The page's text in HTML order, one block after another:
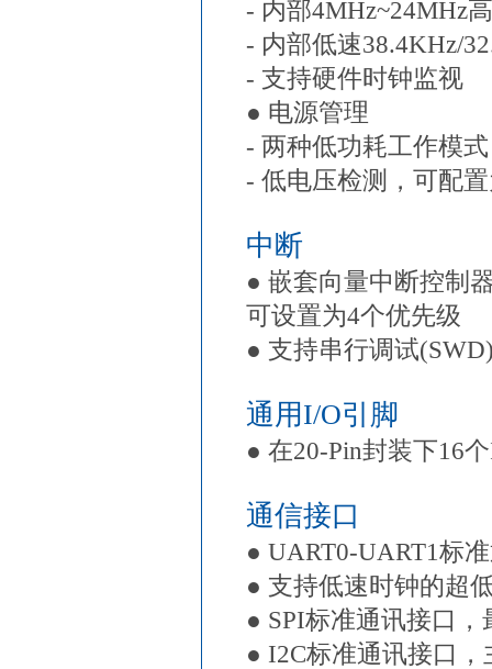
- 内部4MHz~24MHz
- 内部低速38.4KHz/
- 支持硬件时钟监视
● 电源管理
- 两种低功耗工作模式
- 低电压检测，可配
中断
● 嵌套向量中断控制
可设置为4个优先级
● 支持串行调试
通用I/O引脚
● 在20-Pin封装下16
通信接口
● UART0-UART1标
● 支持低速时钟的超
● SPI标准通讯接口，
● I2C标准通讯接口